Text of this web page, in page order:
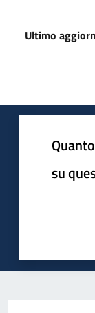
Ultimo
su